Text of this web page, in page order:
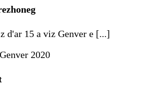
d'ar 15 a viz Genver e [...]
2020